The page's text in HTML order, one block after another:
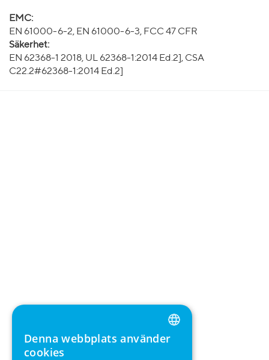
EMC:
EN 61000-6-2, EN 61000-6-3, FCC 47 CFR
Säkerhet:
EN 62368-1 2018, UL 62368-1:2014 Ed.2], CSA
C22.2#62368-1:2014 Ed.2]
ENGLISH
Denna webbplats använder
cookies